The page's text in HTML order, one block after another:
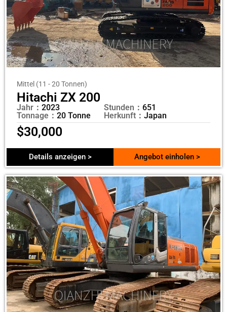
Mittel (11 - 20 Tonnen)
Hitachi ZX 200
Jahr： 2023
Tonnage： 20 Tonne
Stunden： 651
Herkunft： Japan
$30,000
Details anzeigen > Angebot einholen >